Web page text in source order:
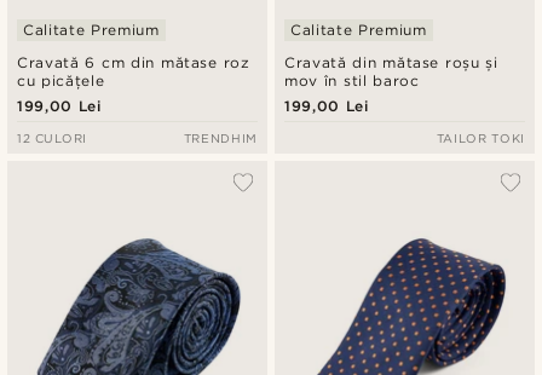
Cravată 6 cm din mătase roz
cu picățele
Calitate Premium
199,00 Lei
12 CULORI TRENDHIM
Cravată din mătase roșu și
mov în stil baroc
Calitate Premium
199,00 Lei
TAILOR TOKI